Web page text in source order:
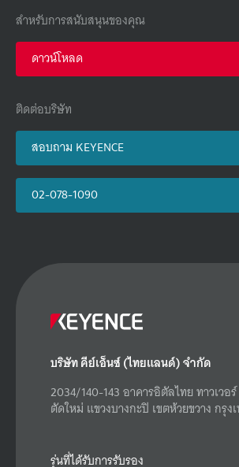
สำหรับการสนับสนุนของคุณ
ดาวน์โหลด
ติดต่อบริษัท
สอบถาม KEYENCE
02-078-1090
บริษัท คีย์เอ็นซ์ (ไทยแลนด์) จำกัด
2034/140-143 อาคารอิตัลไทย ทาวเวอ
ตัดใหม่ แขวงบางกะปิ เขตห้วยขวาง กรุง
รุ่นที่ได้รับการรับรอง